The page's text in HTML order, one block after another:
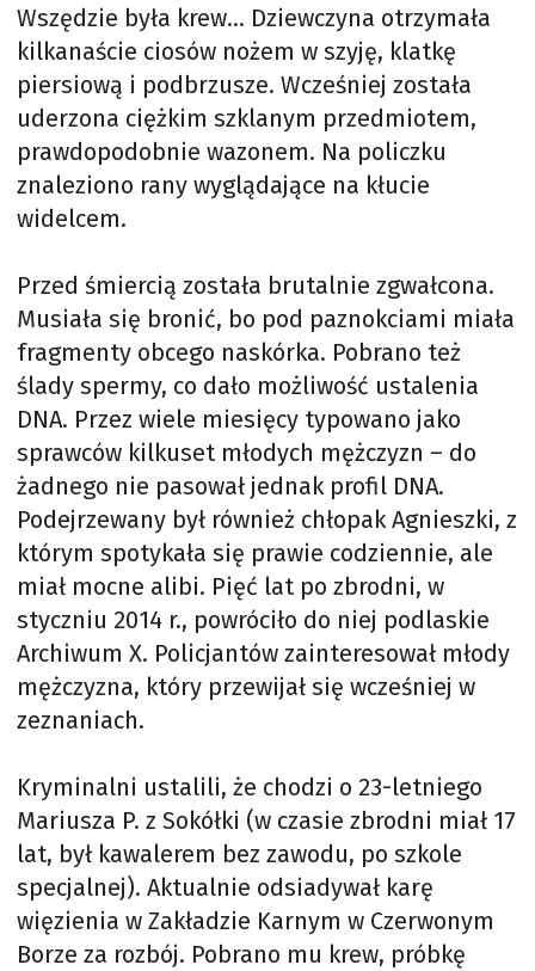
Wszędzie była krew… Dziewczyna otrzymała
kilkanaście ciosów nożem w szyję, klatkę
piersiową i podbrzusze. Wcześniej została
uderzona ciężkim szklanym przedmiotem,
prawdopodobnie wazonem. Na policzku
znaleziono rany wyglądające na kłucie
widelcem.
Przed śmiercią została brutalnie zgwałcona.
Musiała się bronić, bo pod paznokciami miała
fragmenty obcego naskórka. Pobrano też
ślady spermy, co dało możliwość ustalenia
DNA. Przez wiele miesięcy typowano jako
sprawców kilkuset młodych mężczyzn – do
żadnego nie pasował jednak profil DNA.
Podejrzewany był również chłopak Agnieszki, z
którym spotykała się prawie codziennie, ale
miał mocne alibi. Pięć lat po zbrodni, w
styczniu 2014 r., powróciło do niej podlaskie
Archiwum X. Policjantów zainteresował młody
mężczyzna, który przewijał się wcześniej w
zeznaniach.
Kryminalni ustalili, że chodzi o 23-letniego
Mariusza P. z Sokółki (w czasie zbrodni miał 17
lat, był kawalerem bez zawodu, po szkole
specjalnej). Aktualnie odsiadywał karę
więzienia w Zakładzie Karnym w Czerwonym
Borze za rozbój. Pobrano mu krew, próbkę